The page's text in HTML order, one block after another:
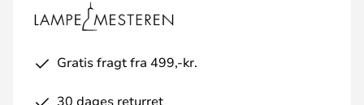
Gratis fragt fra 499,-kr.
30 dages returret